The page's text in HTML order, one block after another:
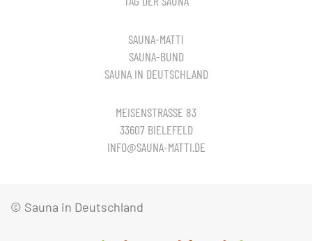
SAUNA-MATTI
SAUNA-BUND
SAUNA IN DEUTSCHLAND
MEISENSTRASSE 83
33607 BIELEFELD
INFO@SAUNA-MATTI.DE
© Sauna in Deutschland